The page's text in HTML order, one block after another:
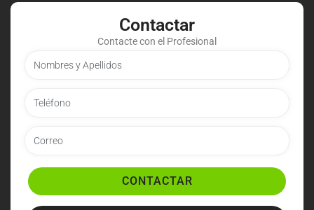
Contactar
Contacte con el Profesional
CONTACTAR